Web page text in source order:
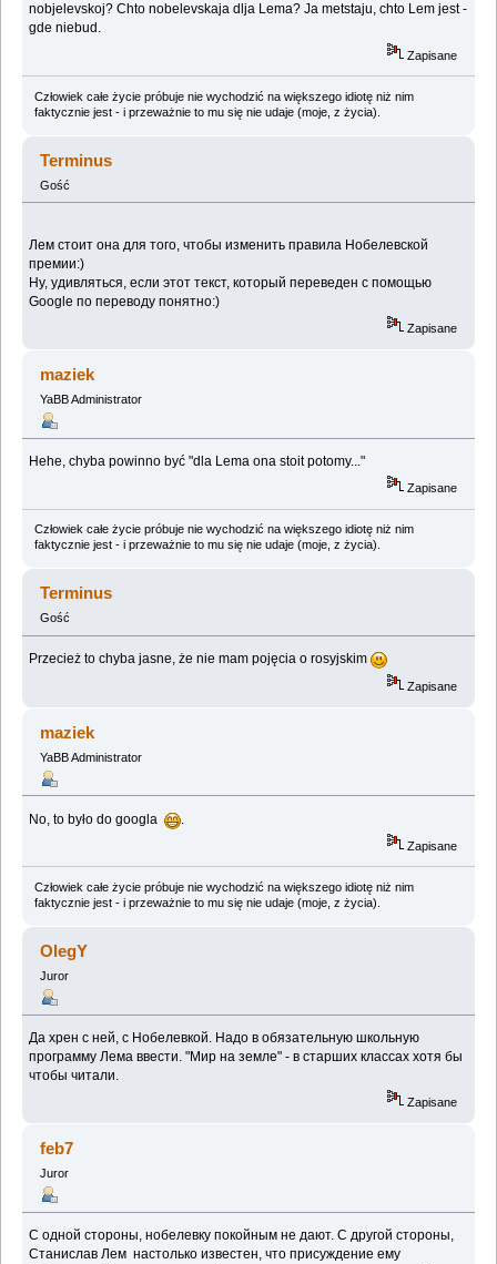
nobjelevskoj? Chto nobelevskaja dlja Lema? Ja metstaju, chto Lem jest -
gde niebud.
Zapisane
Człowiek całe życie próbuje nie wychodzić na większego idiotę niż nim
faktycznie jest - i przeważnie to mu się nie udaje (moje, z życia).
Terminus
Gość
Лем стоит она для того, чтобы изменить правила Нобелевской
премии:)
Ну, удивляться, если этот текст, который переведен с помощью
Google по переводу понятно:)
Zapisane
maziek
YaBB Administrator
Hehe, chyba powinno być "dla Lema ona stoit potomy..."
Zapisane
Człowiek całe życie próbuje nie wychodzić na większego idiotę niż nim
faktycznie jest - i przeważnie to mu się nie udaje (moje, z życia).
Terminus
Gość
Przecież to chyba jasne, że nie mam pojęcia o rosyjskim
Zapisane
maziek
YaBB Administrator
No, to było do googla
Zapisane
Człowiek całe życie próbuje nie wychodzić na większego idiotę niż nim
faktycznie jest - i przeważnie to mu się nie udaje (moje, z życia).
OlegY
Juror
Да хрен с ней, с Нобелевкой. Надо в обязательную школьную
программу Лема ввести. "Мир на земле" - в старших классах хотя бы
чтобы читали.
Zapisane
feb7
Juror
С одной стороны, нобелевку покойным не дают. С другой стороны,
Станислав Лем настолько известен, что присуждение ему